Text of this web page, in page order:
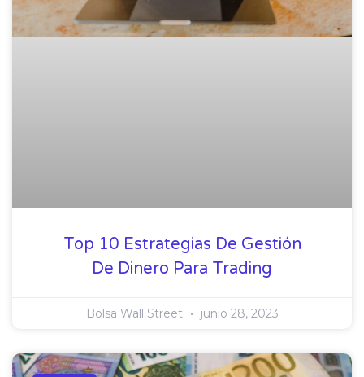
Top 10 Estrategias De Gestión
De Dinero Para Trading
Bolsa Wall Street junio 28, 2023